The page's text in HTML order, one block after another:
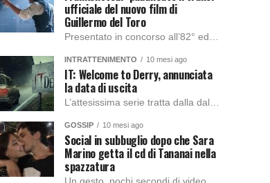
ufficiale del nuovo film di
Guillermo del Toro
INTRATTENIMENTO 10 mesi ago
IT: Welcome to Derry, annunciata
la data di uscita
GOSSIP 10 mesi ago
Social in subbuglio dopo che Sara
Marino getta il cd di Tananai nella
spazzatura